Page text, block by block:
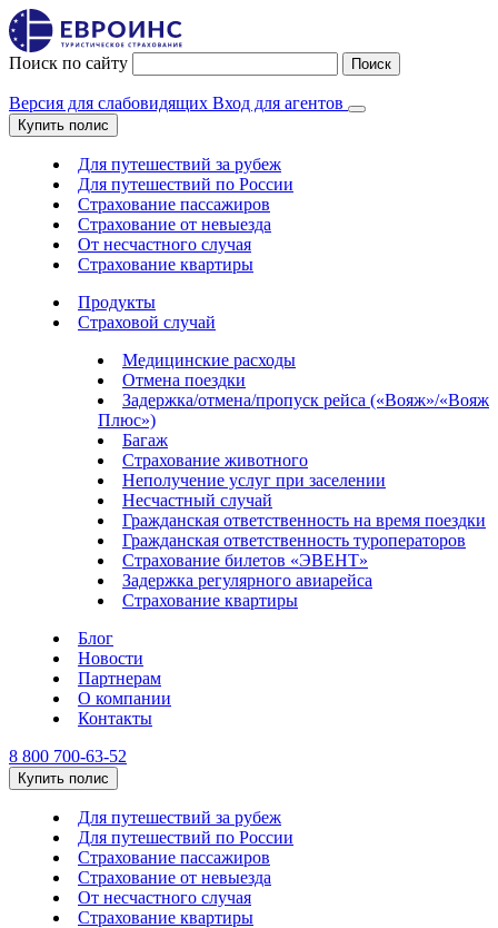
Поиск по сайту Поиск
Версия для слабовидящих Вход для агентов
Купить полис
Для путешествий за рубеж
Для путешествий по России
Страхование пассажиров
Страхование от невыезда
От несчастного случая
Страхование квартиры
Продукты
Страховой случай
Медицинские расходы
Отмена поездки
Задержка/отмена/пропуск рейса («Вояж»/«Вояж
Плюс»)
Багаж
Страхование животного
Неполучение услуг при заселении
Несчастный случай
Гражданская ответственность на время поездки
Гражданская ответственность туроператоров
Страхование билетов «ЭВЕНТ»
Задержка регулярного авиарейса
Страхование квартиры
Блог
Новости
Партнерам
О компании
Контакты
8 800 700-63-52
Купить полис
Для путешествий за рубеж
Для путешествий по России
Страхование пассажиров
Страхование от невыезда
От несчастного случая
Страхование квартиры